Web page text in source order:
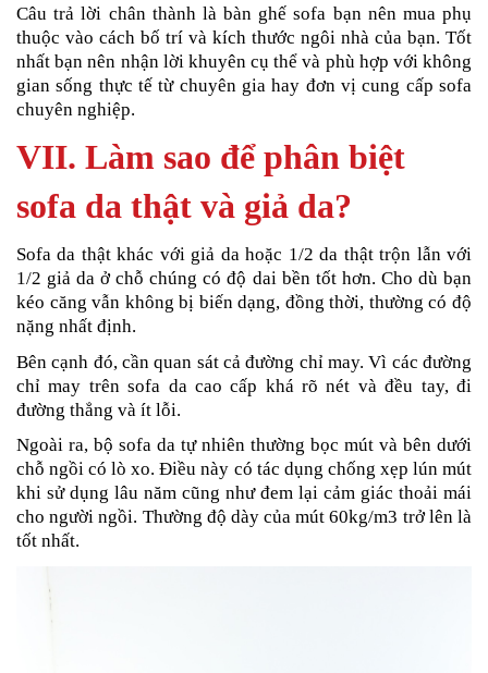
Câu trả lời chân thành là bàn ghế sofa bạn nên mua phụ
thuộc vào cách bố trí và kích thước ngôi nhà của bạn. Tốt
nhất bạn nên nhận lời khuyên cụ thể và phù hợp với không
gian sống thực tế từ chuyên gia hay đơn vị cung cấp sofa
chuyên nghiệp.
VII. Làm sao để phân biệt
sofa da thật và giả da?
Sofa da thật khác với giả da hoặc 1/2 da thật trộn lẫn với
1/2 giả da ở chỗ chúng có độ dai bền tốt hơn. Cho dù bạn
kéo căng vẫn không bị biến dạng, đồng thời, thường có độ
nặng nhất định.
Bên cạnh đó, cần quan sát cả đường chỉ may. Vì các đường
chỉ may trên sofa da cao cấp khá rõ nét và đều tay, đi
đường thẳng và ít lỗi.
Ngoài ra, bộ sofa da tự nhiên thường bọc mút và bên dưới
chỗ ngồi có lò xo. Điều này có tác dụng chống xẹp lún mút
khi sử dụng lâu năm cũng như đem lại cảm giác thoải mái
cho người ngồi. Thường độ dày của mút 60kg/m3 trở lên là
tốt nhất.